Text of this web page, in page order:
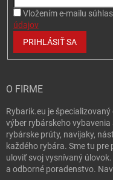
Vložením e-mailu
údajov
PRIHLÁSIŤ SA
O FIRME
Rybarik.eu je
výber rybárskeho
rybárske prúty, navijaky,
každého rybára. Sme tu
uloviť svoj vysnívaný
a odborné poradenstvo.